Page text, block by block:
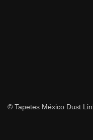
© Tapetes México Dust